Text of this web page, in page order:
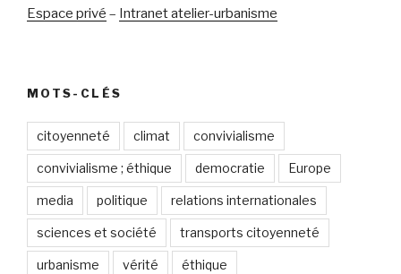
Espace privé – Intranet atelier-urbanisme
MOTS-CLÉS
citoyenneté climat convivialisme
convivialisme ; éthique democratie Europe
media politique relations internationales
sciences et société transports citoyenneté
urbanisme vérité éthique